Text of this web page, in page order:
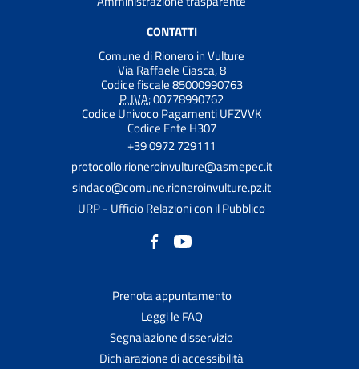
CONTATTI
Comune di Rionero in Vulture
Via Raffaele Ciasca, 8
Codice fiscale 85000990763
P. IVA:00778990762
Codice Univoco Pagamenti UFZVVK
Codice Ente H307
+39 0972 729111
protocollo.rioneroinvulture@asmepec.it
sindaco@comune.rioneroinvulture.pz.it
URP - Ufficio Relazioni con il Pubblico
Prenota appuntamento
Leggi le FAQ
Segnalazione disservizio
Dichiarazione di accessibilità